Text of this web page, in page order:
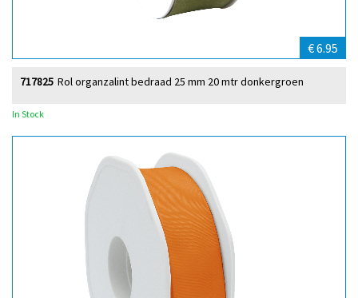
€ 6.95
Rol organzalint bedraad 25 mm 20 mtr donkergroen
717825
In Stock